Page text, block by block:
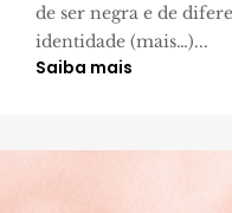
de ser negra e de
identidade (mais…)...
Saiba mais